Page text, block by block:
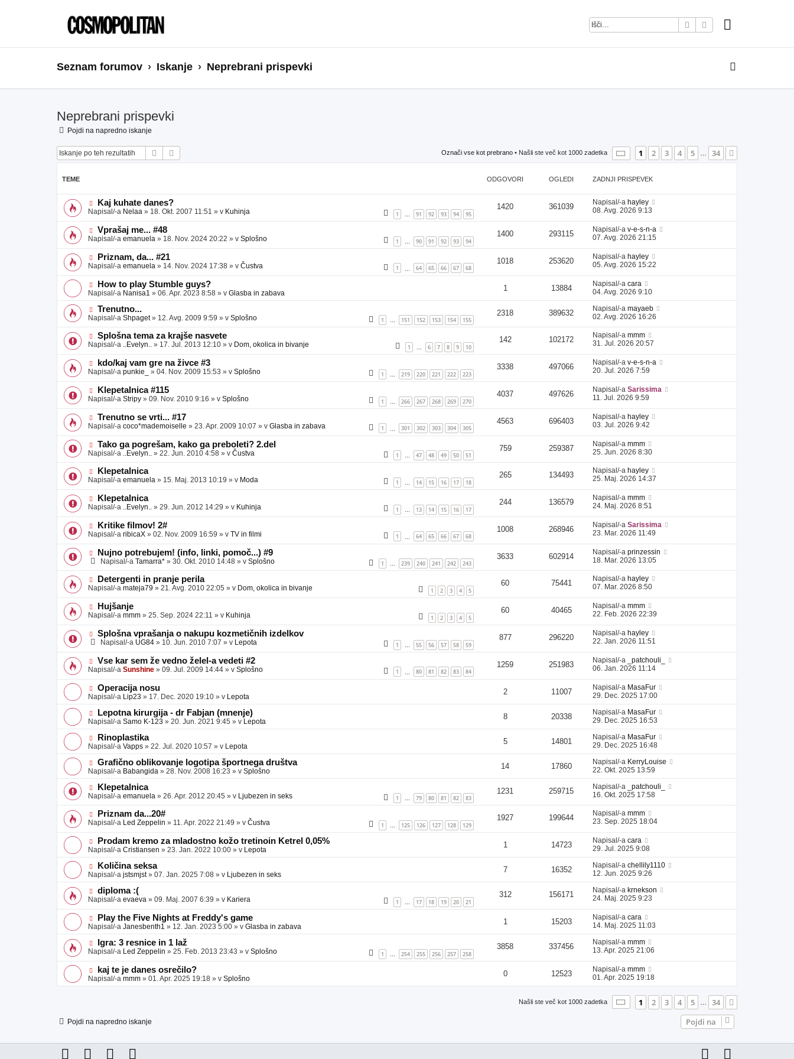
IskanjeNapredno iskanje
Seznam forumov Iskanje Neprebrani prispevki
Neprebrani prispevki
Pojdi na napredno iskanje
Iskanje Označi vse kot prebrano • Našli ste več kot 1000 zadetka Stran 1od34
1 2 3 4 5 34
TEME ODGOVORI OGLEDI ZADNJI PRISPEVEK
N
o
e
b
j
a
v
e
Kaj kuhate danes?
Napisal/-a Nelaa » 18. Okt. 2007 11:51 » v Kuhinja 1 91 92 93 94 95
1420 361039 Napisal/-a hayley
08. Avg. 2026 9:13
N
o
e
o
b
j
a
v
e
Vprašaj me... #48
Napisal/-a emanuela » 18. Nov. 2024 20:22 » v Splošno 1 90 91 92 93 94
1400 293115 Napisal/-a v-e-s-n-a
07. Avg. 2026 21:15
N
o
v
e
o
b
v
e
Priznam, da... #21
Napisal/-a emanuela » 14. Nov. 2024 17:38 » v Čustva 1 64 65 66 67 68
1018 253620 Napisal/-a hayley
05. Avg. 2026 15:22
N
o
v
e
o
b
a
v
e
How to play Stumble guys?
Napisal/-a Nanisa1 » 06. Apr. 2023 8:58 » v Glasba in zabava
1 13884 Napisal/-a cara
04. Avg. 2026 9:10
N
o
v
e
o
b
j
a
v
e
Trenutno...
Napisal/-a Shpaget» 12. Avg. 2009 9:59 » v Splošno 1 … 151 152 153 154 155
2318 389632 Napisal/-a mayaeb
02. Avg. 2026 16:26
N
o
e
o
b
j
a
v
e
Splošna tema za krajše nasvete
Napisal/-a ..Evelyn.. » 17. Jul. 2013 12:10 » v Dom, okolica in bivanje 1 … 6 7 8 9 10
142 102172 Napisal/-a mmm
31. Jul. 2026 20:57
N
o
e
o
b
j
v
e
kdo/kaj vam gre na živce #3
Napisal/-a punkie_ » 04. Nov. 2009 15:53 » v Splošno 1 219 220 221 222 223
3338 497066 Napisal/-a v-e-s-n-a
20. Jul. 2026 7:59
N
o
e
b
j
v
e
Klepetalnica #115
Napisal/-a Stripy » 09. Nov. 2010 9:16 » v Splošno 1 266 267 268 269 270
4037 497626 Napisal/-a Sarissima
11. Jul. 2026 9:59
N
o
v
e
b
j
a
v
e
Trenutno se vrti... #17
Napisal/-a coco*mademoiselle » 23. Apr. 2009 10:07 » v Glasba in zabava 1 301 302 303 304 305
4563 696403 Napisal/-a hayley
03. Jul. 2026 9:42
N
o
v
e
o
b
j
a
v
e
Tako ga pogrešam, kako ga preboleti? 2.del
Napisal/-a ..Evelyn.. » 22. Jun. 2010 4:58 » v Čustva 1 … 47 48 49 50 51
759 259387 Napisal/-a mmm
25. Jun. 2026 8:30
N
o
e
o
b
j
a
v
e
Klepetalnica
Napisal/-a emanuela » 15. Maj. 2013 10:19 » v Moda 1 … 14 15 16 17 18
265 134493 Napisal/-a hayley
25. Maj. 2026 14:37
N
o
e
o
b
j
a
e
Klepetalnica
Napisal/-a ..Evelyn.. » 29. Jun. 2012 14:29 » v Kuhinja 1 13 14 15 16 17
244 136579 Napisal/-a mmm
24. Maj. 2026 8:51
N
o
v
e
o
j
a
v
e
Kritike filmov! 2#
Napisal/-a ribicaX » 02. Nov. 2009 16:59 » v TV in filmi 1 64 65 66 67 68
1008 268946 Napisal/-a Sarissima
23. Mar. 2026 11:49
N
e
o
b
j
a
v
e
Nujno potrebujem! (info, linki, pomoč...) #9
Napisal/-a Tamarra* » 30. Okt. 2010 14:48 » v Splošno 1 … 239 240 241 242 243
3633 602914 Napisal/-a prinzessin
18. Mar. 2026 13:05
N
o
e
o
b
j
a
e
Detergenti in pranje perila
Napisal/-a mateja79 » 21. Avg. 2010 22:05 » v Dom, okolica in bivanje 1 2 3 4 5
60 75441 Napisal/-a hayley
07. Mar. 2026 8:50
N
o
e
o
j
a
v
e
Hujšanje
Napisal/-a mmm » 25. Sep. 2024 22:11 » v Kuhinja 1 2 3 4 5
60 40465 Napisal/-a mmm
22. Feb. 2026 22:39
N
e
b
j
a
v
e
Splošna vprašanja o nakupu kozmetičnih izdelkov
Napisal/-a UG84 » 10. Jun. 2010 7:07 » v Lepota 1 55 56 57 58 59
877 296220 Napisal/-a hayley
22. Jan. 2026 11:51
N
o
v
e
o
b
a
v
e
Vse kar sem že vedno želel-a vedeti #2
Napisal/-a Sunshine » 09. Jul. 2009 14:44 » v Splošno 1 80 81 82 83 84
1259 251983 Napisal/-a
_patchouli_
06. Jan. 2026 11:14
N
o
v
e
o
b
a
v
e
Operacija nosu
Napisal/-a Lip23 » 17. Dec. 2020 19:10 » v Lepota
2 11007 Napisal/-a MasaFur
29. Dec. 2025 17:00
N
o
v
e
o
b
a
v
e
Lepotna kirurgija - dr Fabjan (mnenje)
Napisal/-a Samo K-123 » 20. Jun. 2021 9:45 » v Lepota
8 20338 Napisal/-a MasaFur
29. Dec. 2025 16:53
N
o
v
e
o
b
a
v
e
Rinoplastika
Napisal/-a Vapps » 22. Jul. 2020 10:57 » v Lepota
5 14801 Napisal/-a MasaFur
29. Dec. 2025 16:48
N
o
v
e
o
b
a
v
e
Grafično oblikovanje logotipa športnega društva
Napisal/-a Babangida » 28. Nov. 2008 16:23 » v Splošno
14 17860 Napisal/-a KerryLouise
22. Okt. 2025 13:59
N
o
v
e
o
b
j
a
v
e
Klepetalnica
Napisal/-a emanuela » 26. Apr. 2012 20:45 » v Ljubezen in seks 1 … 79 80 81 82 83
1231 259715 Napisal/-a
_patchouli_
16. Okt. 2025 17:58
N
o
e
o
b
a
v
e
Priznam da...20#
Napisal/-a Led Zeppelin » 11. Apr. 2022 21:49 » v Čustva 1 … 125 126 127 128 129
1927 199644 Napisal/-a mmm
23. Sep. 2025 18:04
N
o
v
e
o
b
a
e
Prodam kremo za mladostno kožo tretinoin Ketrel 0,05%
Napisal/-a Cristiansen » 23. Jan. 2022 10:00 » v Lepota
1 14723 Napisal/-a cara
29. Jul. 2025 9:08
N
o
v
e
o
a
v
e
Količina seksa
Napisal/-a jstsmjst» 07. Jan. 2025 7:08 » v Ljubezen in seks
7 16352 Napisal/-a chellily1110
12. Jun. 2025 9:26
N
o
e
o
b
a
v
e
diploma :(
Napisal/-a evaeva » 09. Maj. 2007 6:39 » v Kariera 1 … 17 18 19 20 21
312 156171 Napisal/-a krnekson
24. Maj. 2025 9:23
N
o
v
e
o
a
v
Play the Five Nights at Freddy's game
Napisal/-a Janesbenth1 » 12. Jan. 2023 5:00 » v Glasba in zabava
1 15203 Napisal/-a cara
14. Maj. 2025 11:03
N
o
e
o
b
Igra: 3 resnice in 1 laž
Napisal/-a Led Zeppelin » 25. Feb. 2013 23:43 » v Splošno 1 254 255 256 257 258
3858 337456 Napisal/-a mmm
13. Apr. 2025 21:06
N
o
v
j
a
e
kaj te je danes osrečilo?
Napisal/-a mmm » 01. Apr. 2025 19:18 » v Splošno
0 12523 Napisal/-a mmm
01. Apr. 2025 19:18
Našli ste več kot 1000 zadetka Stran 1od34
1 2 3 4 5 34
Pojdi na napredno iskanje Pojdi na